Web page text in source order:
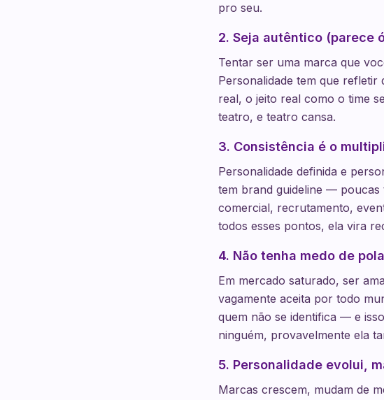
pro seu.
2. Seja autêntico (parece
Tentar ser uma marca que
Personalidade tem que
real, o jeito real como o time
teatro, e teatro cansa.
3. Consistência é o
Personalidade definida e
tem brand guideline — poucas
comercial, recrutamento,
todos esses pontos, ela vira
4. Não tenha medo de
Em mercado saturado, ser
vagamente aceita por todo
quem não se identifica — e
ninguém, provavelmente ela
5. Personalidade evolui,
Marcas crescem, mudam de